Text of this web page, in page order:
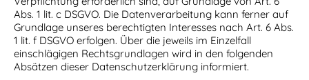
Abs. 1 lit. c DSGVO. Die Datenverarbeitung kann ferner auf
Grundlage unseres berechtigten Interesses nach Art. 6 Abs.
1 lit. f DSGVO erfolgen. Über die jeweils im Einzelfall
einschlägigen Rechtsgrundlagen wird in den folgenden
Absätzen dieser Datenschutzerklärung informiert.